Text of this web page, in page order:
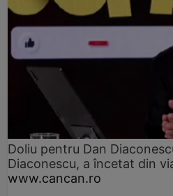
Doliu pentru Dan
Diaconescu, a încetat din
www.cancan.ro